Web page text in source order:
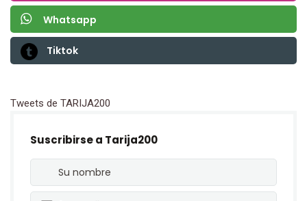
Whatsapp
Tiktok
Tweets de TARIJA200
Suscribirse a Tarija200